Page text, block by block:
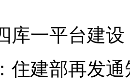
库一平台建设
住建部再发